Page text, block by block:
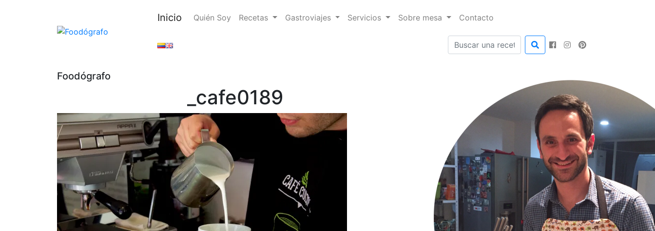
Inicio Quién Soy Recetas Gastroviajes Servicios Sobre mesa Contacto
Foodógrafo
_cafe0189